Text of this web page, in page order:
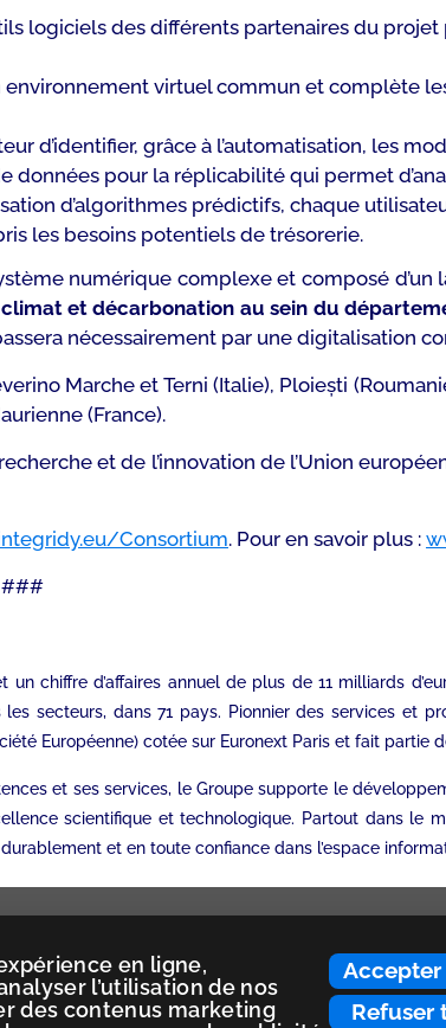
Refuser
en ligne,
l’utilisation de nos
des contenus marketing
logiciels des différents partenaires du
virtuel commun et complète
d’identifier, grâce à l’automatisation, les
pour la réplicabilité qui permet
d’algorithmes prédictifs, chaque
les besoins potentiels de trésorerie.
numérique complexe et composé d’un
et décarbonation au sein du
nécessairement par une digitalisation
Marche et Terni (Italie), Ploiești
(France).
et de l’innovation de l’Union
Consortium. Pour en savoir plus :
###
chiffre d’affaires annuel de plus de 11 milliards
secteurs, dans 71 pays. Pionnier des services et
Européenne) cotée sur Euronext Paris et fait partie
et ses services, le Groupe supporte le
scientifique et technologique. Partout dans le
et en toute confiance dans l’espace